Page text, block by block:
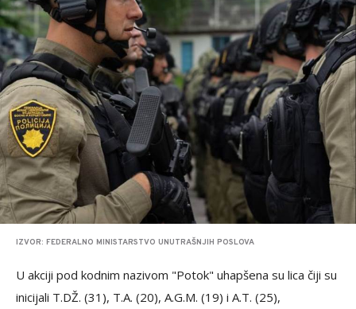
IZVOR: FEDERALNO MINISTARSTVO UNUTRAŠNJIH POSLOVA
U akciji pod kodnim nazivom "Potok" uhapšena su lica čiji su
inicijali T.DŽ. (31), T.A. (20), A.G.M. (19) i A.T. (25),